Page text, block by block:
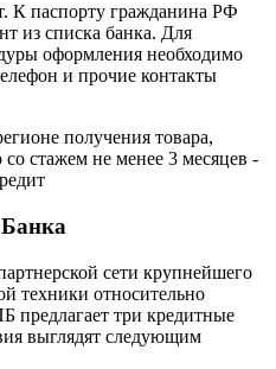
К паспорту гражданина РФ
из списка банка. Для
оформления необходимо
и прочие контакты
сети крупнейшего
техники относительно
предлагает три кредитные
выглядят следующим